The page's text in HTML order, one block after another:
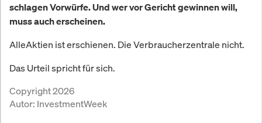
schlagen Vorwürfe. Und wer vor Gericht gewinnen will,
muss auch erscheinen.
AlleAktien ist erschienen. Die Verbraucherzentrale nicht.
Das Urteil spricht für sich.
Copyright 2026
Autor: InvestmentWeek